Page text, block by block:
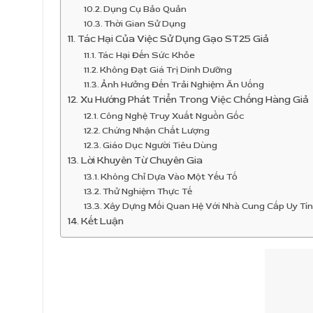
Dụng Cụ Bảo Quản
Thời Gian Sử Dụng
Tác Hại Của Việc Sử Dụng Gạo ST25 Giả
Tác Hại Đến Sức Khỏe
Không Đạt Giá Trị Dinh Dưỡng
Ảnh Hưởng Đến Trải Nghiệm Ăn Uống
Xu Hướng Phát Triển Trong Việc Chống Hàng Giả
Công Nghệ Truy Xuất Nguồn Gốc
Chứng Nhận Chất Lượng
Giáo Dục Người Tiêu Dùng
Lời Khuyên Từ Chuyên Gia
Không Chỉ Dựa Vào Một Yếu Tố
Thử Nghiệm Thực Tế
Xây Dựng Mối Quan Hệ Với Nhà Cung Cấp Uy Tín
Kết Luận